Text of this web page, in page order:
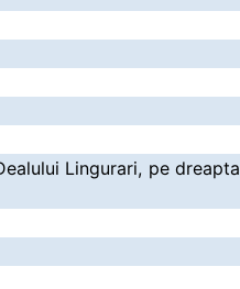
Lingurari, pe dreapta